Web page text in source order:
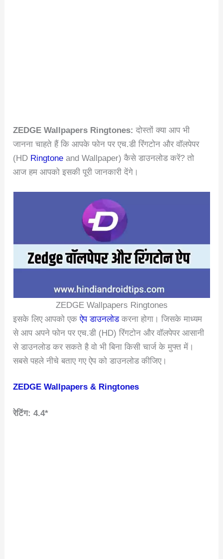
ZEDGE Wallpapers Ringtones: दोस्तों क्या आप भी
जानना चाहते हैं कि आपके फोन पर एच.डी रिंगटोन और वॉलपेपर
(HD Ringtone and Wallpaper) कैसे डाउनलोड करें? तो
आज हम आपको इसकी पूरी जानकारी देंगे।
ZEDGE Wallpapers Ringtones
इसके लिए आपको एक ऐप डाउनलोडकरना होगा। जिसके माध्यम
से आप अपने फोन पर एच.डी (HD) रिंगटोन और वॉलपेपर आसानी
से डाउनलोड कर सकते है वो भी बिना किसी चार्ज के मुफ्त में।
सबसे पहले नीचे बताए गए ऐप को डाउनलोड कीजिए।
ZEDGE Wallpapers & Ringtones
रेटिंग: 4.4*